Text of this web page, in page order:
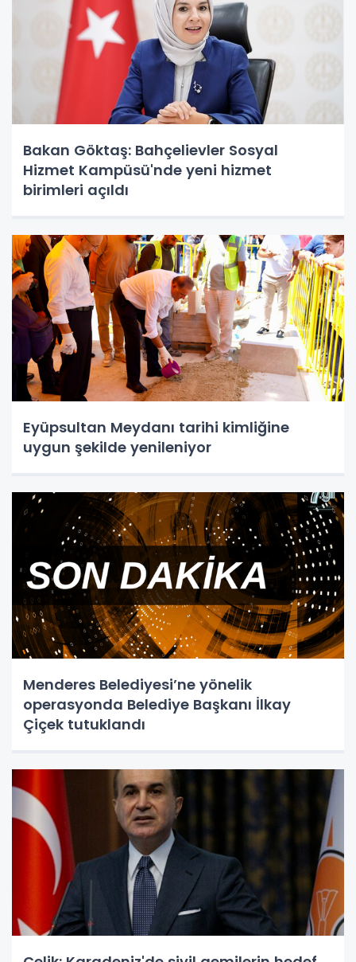
Bakan Göktaş: Bahçelievler Sosyal
Hizmet Kampüsü'nde yeni hizmet
birimleri açıldı
Eyüpsultan Meydanı tarihi kimliğine
uygun şekilde yenileniyor
Menderes Belediyesi’ne yönelik
operasyonda Belediye Başkanı İlkay
Çiçek tutuklandı